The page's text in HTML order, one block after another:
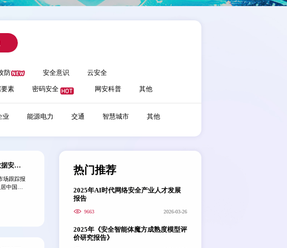
防 安全意识 云安全
素 密码安全 网安科普 其他
业 能源电力 交通 智慧城市 其他
国际权威咨询机构2025下半年报告：安恒信息获中国数据安全市场份额第一
场跟踪报
中国数
分释放
热门推荐
2025年AI时代网络安全产业人才发展
报告
9663 2026-03-26
2025年《安全智能体魔方成熟度模型评
价研究报告》